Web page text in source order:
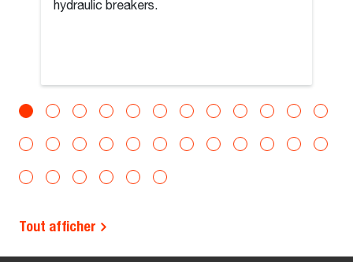
hydraulic breakers.
Tout afficher